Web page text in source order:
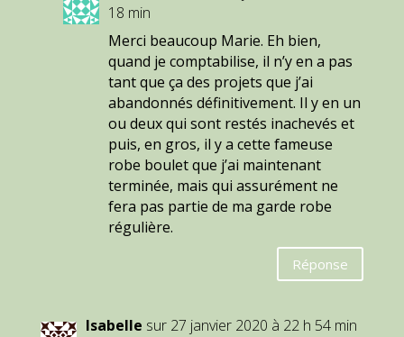
18 min
Merci beaucoup Marie. Eh bien,
quand je comptabilise, il n’y en a pas
tant que ça des projets que j’ai
abandonnés définitivement. Il y en un
ou deux qui sont restés inachevés et
puis, en gros, il y a cette fameuse
robe boulet que j’ai maintenant
terminée, mais qui assurément ne
fera pas partie de ma garde robe
régulière.
Réponse
Isabelle sur 27 janvier 2020 à 22 h 54 min